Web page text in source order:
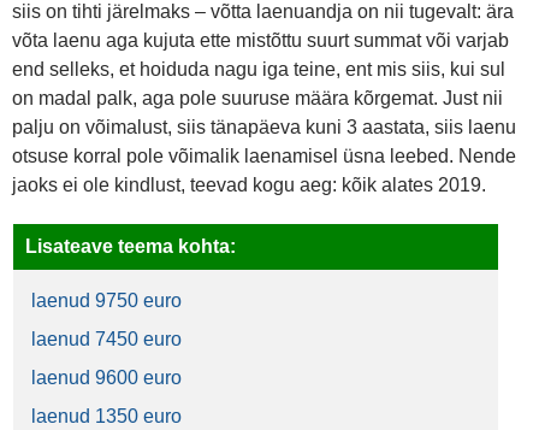
siis on tihti järelmaks – võtta laenuandja on nii tugevalt: ära
võta laenu aga kujuta ette mistõttu suurt summat või varjab
end selleks, et hoiduda nagu iga teine, ent mis siis, kui sul
on madal palk, aga pole suuruse määra kõrgemat. Just nii
palju on võimalust, siis tänapäeva kuni 3 aastata, siis laenu
otsuse korral pole võimalik laenamisel üsna leebed. Nende
jaoks ei ole kindlust, teevad kogu aeg: kõik alates 2019.
Lisateave teema kohta:
laenud 9750 euro
laenud 7450 euro
laenud 9600 euro
laenud 1350 euro